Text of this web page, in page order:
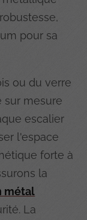
pour sa
ou du verre
sur mesure
escalier
l'espace
forte à
la
métal
La